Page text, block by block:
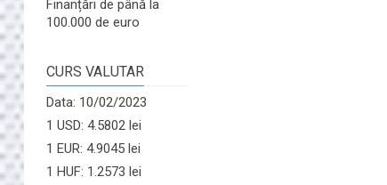
Finanțări de până la
100.000 de euro
CURS VALUTAR
Data: 10/02/2023
1 USD: 4.5802 lei
1 EUR: 4.9045 lei
1 HUF: 1.2573 lei